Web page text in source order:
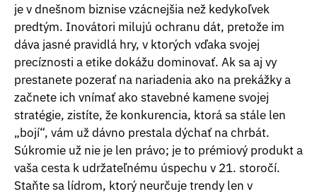
je v dnešnom biznise vzácnejšia než kedykoľvek
predtým. Inovátori milujú ochranu dát, pretože im
dáva jasné pravidlá hry, v ktorých vďaka svojej
precíznosti a etike dokážu dominovať. Ak sa aj vy
prestanete pozerať na nariadenia ako na prekážky a
začnete ich vnímať ako stavebné kamene svojej
stratégie, zistíte, že konkurencia, ktorá sa stále len
„bojí“, vám už dávno prestala dýchať na chrbát.
Súkromie už nie je len právo; je to prémiový produkt a
vaša cesta k udržateľnému úspechu v 21. storočí.
Staňte sa lídrom, ktorý neurčuje trendy len v